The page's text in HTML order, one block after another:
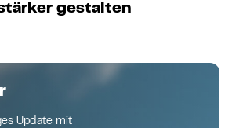
gestalten
Update mit